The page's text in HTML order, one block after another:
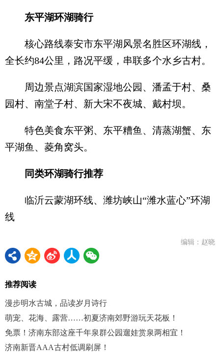
东平湖环湖骑行
核心路线泰安市东平湖风景名胜区环湖线，
全长约84公里，路况平缓，串联多个水乡古村。
周边景点湖滨国家湿地公园、潘孟于村、桑
园村、南堂子村、新大宋不夜城、戴村坝。
特色美食东平粥、东平糟鱼、清蒸湖蟹、东
平湖鱼、菱角窝头。
同类环湖骑行推荐
临沂云蒙湖环线、潍坊峡山“潍水蓝心”环湖
线
编辑：赵晓
推荐阅读
漫步明水古城，品读岁月诗行
萌宠、花海、露营……初夏济南郊野游玩天花板！
免票！济南东部这座千年泉群公园遛娃赏泉两相宜！
济南新晋AAA古村低调刷屏！